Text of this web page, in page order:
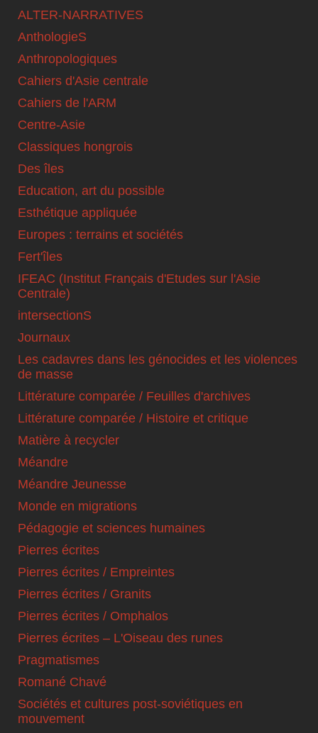
ALTER-NARRATIVES
AnthologieS
Anthropologiques
Cahiers d'Asie centrale
Cahiers de l'ARM
Centre-Asie
Classiques hongrois
Des îles
Education, art du possible
Esthétique appliquée
Europes : terrains et sociétés
Fert'îles
IFEAC (Institut Français d'Etudes sur l'Asie
Centrale)
intersectionS
Journaux
Les cadavres dans les génocides et les violences
de masse
Littérature comparée / Feuilles d'archives
Littérature comparée / Histoire et critique
Matière à recycler
Méandre
Méandre Jeunesse
Monde en migrations
Pédagogie et sciences humaines
Pierres écrites
Pierres écrites / Empreintes
Pierres écrites / Granits
Pierres écrites / Omphalos
Pierres écrites – L'Oiseau des runes
Pragmatismes
Romané Chavé
Sociétés et cultures post-soviétiques en
mouvement